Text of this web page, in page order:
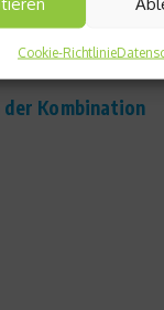
Cookie-Richtlinie
der Kombination